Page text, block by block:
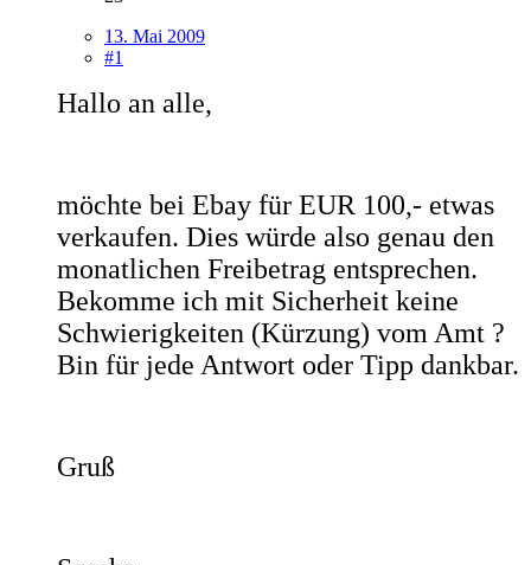
13. Mai 2009
#1
Hallo an alle,
möchte bei Ebay für EUR 100,- etwas
verkaufen. Dies würde also genau den
monatlichen Freibetrag entsprechen.
Bekomme ich mit Sicherheit keine
Schwierigkeiten (Kürzung) vom Amt ?
Bin für jede Antwort oder Tipp dankbar.
Gruß